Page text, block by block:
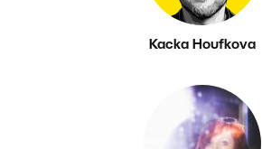
Kacka Houfkova